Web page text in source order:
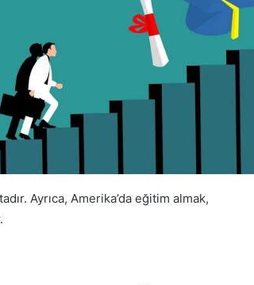
Ayrıca, Amerika’da eğitim almak,